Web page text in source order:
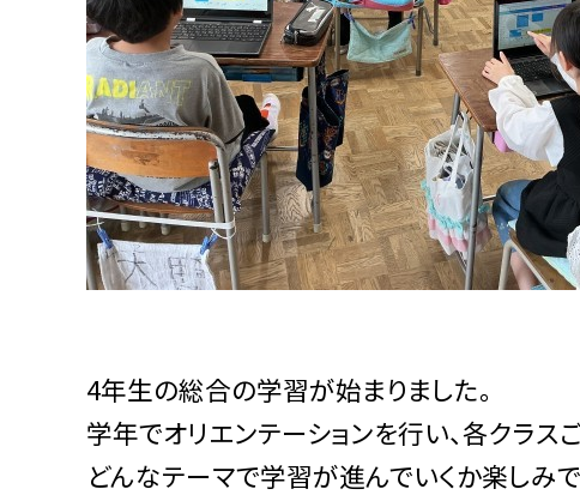
4年生の総合の学習が始まりました。
学年でオリエンテーションを行い、各クラス
どんなテーマで学習が進んでいくか楽しみで